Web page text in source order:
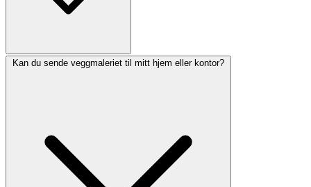
Kan du sende veggmaleriet til mitt hjem eller kontor?